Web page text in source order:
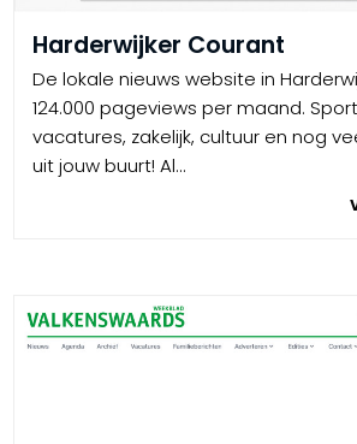
Harderwijker Courant
De lokale nieuws website in
124.000 pageviews per maand. Sport,
vacatures, zakelijk, cultuur en nog
uit jouw buurt! Al...